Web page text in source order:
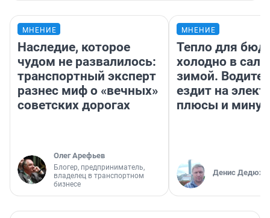
МНЕНИЕ
Наследие, которое
чудом не развалилось:
транспортный эксперт
разнес миф о «вечных»
советских дорогах
Олег Арефьев
Блогер, предприниматель,
владелец в транспортном
бизнесе
МНЕНИЕ
Тепло для
холодно в
зимой.
ездит на
плюсы и
Денис